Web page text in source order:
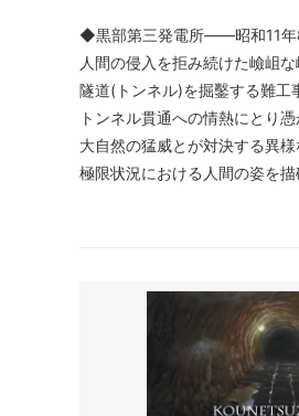
◆黒部第三発電所――昭和11年
人間の侵入を拒み続けた嶮岨
隧道(トンネル)を掘鑿する難工
トンネル貫通への情熱にとり
大自然の猛威とが対決する異
極限状況における人間の姿を描